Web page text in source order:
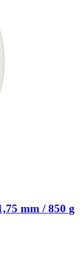
mm / 850 g